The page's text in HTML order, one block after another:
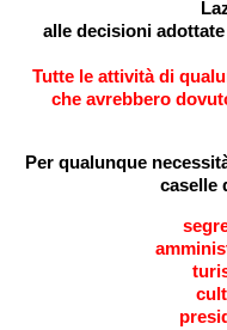
alle decisioni
Tutte le attività di
che avrebbero
Per qualunque
caselle